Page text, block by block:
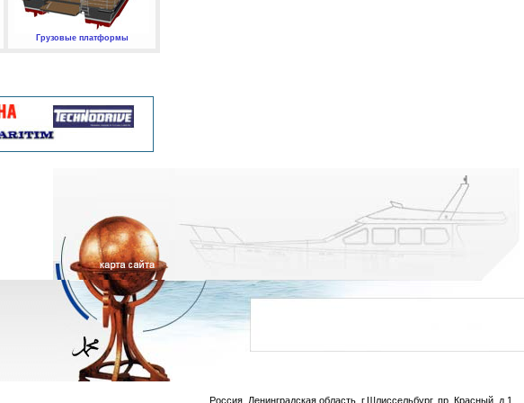
Грузовые платформы
Россия, Ленинградская область, г.Шлиссельбург, пр. Красный, д.1